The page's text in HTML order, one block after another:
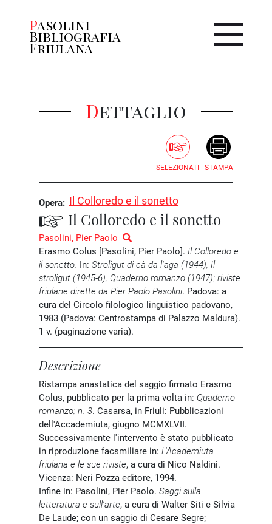
Pasolini
Bibliografia
Friulana
Dettaglio
SELEZIONATI STAMPA
Opera: Il Colloredo e il sonetto
Il Colloredo e il sonetto
Pasolini, Pier Paolo
Erasmo Colus [Pasolini, Pier Paolo]. Il Colloredo e
il sonetto. In: Stroligut di cà da l'aga (1944), Il
stroligut (1945-6), Quaderno romanzo (1947): riviste
friulane dirette da Pier Paolo Pasolini. Padova: a
cura del Circolo filologico linguistico padovano,
1983 (Padova: Centrostampa di Palazzo Maldura).
1 v. (paginazione varia).
Descrizione
Ristampa anastatica del saggio firmato Erasmo
Colus, pubblicato per la prima volta in: Quaderno
romanzo: n. 3. Casarsa, in Friuli: Pubblicazioni
dell'Accademiuta, giugno MCMXLVII.
Successivamente l'intervento è stato pubblicato
in riproduzione facsmiliare in: L'Academiuta
friulana e le sue riviste, a cura di Nico Naldini.
Vicenza: Neri Pozza editore, 1994.
Infine in: Pasolini, Pier Paolo. Saggi sulla
letteratura e sull'arte, a cura di Walter Siti e Silvia
De Laude; con un saggio di Cesare Segre;